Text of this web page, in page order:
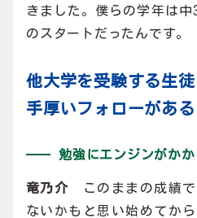
きました。僕らの学年は
のスタートだったんです。
他大学を受験する生徒
手厚いフォローがある
勉強にエンジンがか
竜乃介
このままの成績
ないかもと思い始めてか